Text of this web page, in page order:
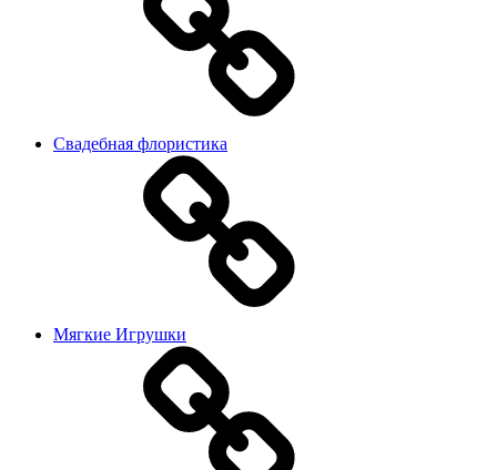
Свадебная флористика
Мягкие Игрушки